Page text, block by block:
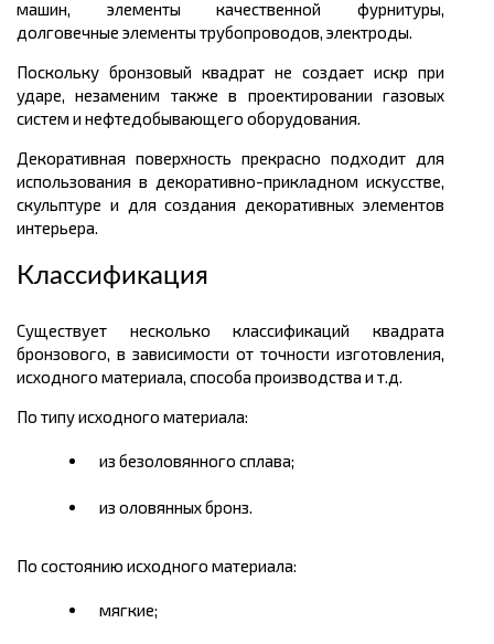
машин, элементы качественной фурнитуры,
долговечные элементы трубопроводов, электроды.
Поскольку бронзовый квадрат не создает искр при
ударе, незаменим также в проектировании газовых
систем и нефтедобывающего оборудования.
Декоративная поверхность прекрасно подходит для
использования в декоративно-прикладном искусстве,
скульптуре и для создания декоративных элементов
интерьера.
Классификация
Существует несколько классификаций квадрата
бронзового, в зависимости от точности изготовления,
исходного материала, способа производства и т.д.
По типу исходного материала:
из безоловянного сплава;
из оловянных бронз.
По состоянию исходного материала:
мягкие;